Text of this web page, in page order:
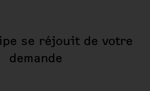
se réjouit de votre
demande